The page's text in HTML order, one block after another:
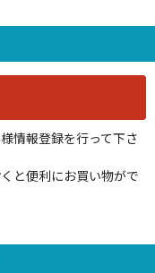
情報登録を行って下さ
と便利にお買い物がで